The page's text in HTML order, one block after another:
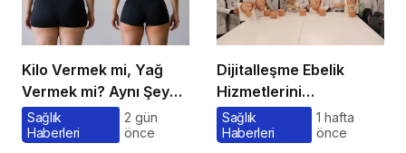
Kilo Vermek mi, Yağ
Vermek mi? Aynı Şey
Sanıyoruz Ama Değil!
Sağlık
Haberleri
2 gün
önce
Dijitalleşme Ebelik
Hizmetlerini
Dönüştürüyor
Sağlık
Haberleri
1 hafta
önce